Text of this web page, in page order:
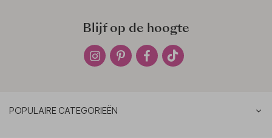
Blijf op de hoogte
POPULAIRE CATEGORIEËN